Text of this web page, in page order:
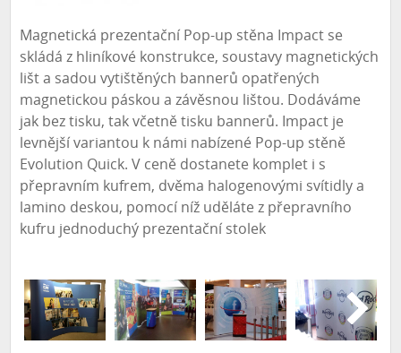
Magnetická prezentační Pop-up stěna Impact se
skládá z hliníkové konstrukce, soustavy magnetických
lišt a sadou vytištěných bannerů opatřených
magnetickou páskou a závěsnou lištou. Dodáváme
jak bez tisku, tak včetně tisku bannerů. Impact je
levnější variantou k námi nabízené Pop-up stěně
Evolution Quick. V ceně dostanete komplet i s
přepravním kufrem, dvěma halogenovými svítidly a
lamino deskou, pomocí níž uděláte z přepravního
kufru jednoduchý prezentační stolek